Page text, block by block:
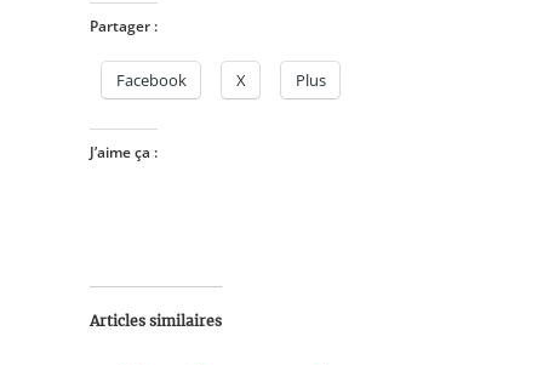
Partager :
Facebook X Plus
J’aime ça :
Articles similaires